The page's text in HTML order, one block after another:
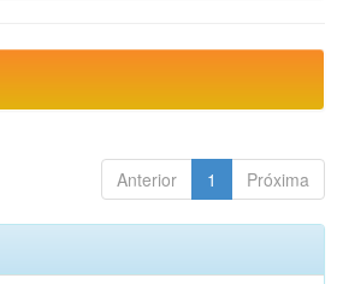
Anterior 1 Próxima